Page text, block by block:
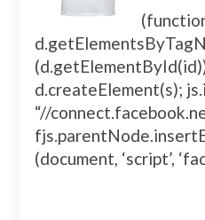
d.createElement(s);
“//
(document, ‘script’,